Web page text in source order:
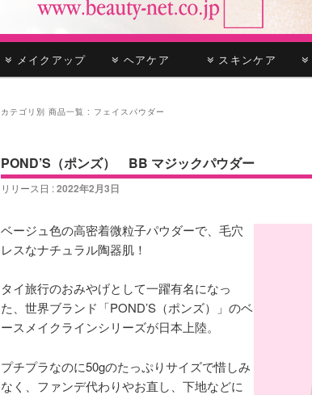
メ
コ
テ
ン
へ
サ
ン
ン
ツ
移
メイクアップ ヘアケア スキンケア
カテゴリ別 商品一覧 : フェイスパウダー
POND’S（ポンズ） BB マジックパウダー
リリース日 :2022年2月3日
ベージュ色の高密着微粒子パウダーで、毛穴
レスなナチュラル陶器肌！
タイ旅行のおみやげとして一躍有名になっ
た、世界ブランド「POND’S（ポンズ）」のベ
ースメイクラインシリーズが日本上陸。
プチプラなのに50gのたっぷりサイズで惜しみ
なく、ファンデ代わりやお直し、下地などに